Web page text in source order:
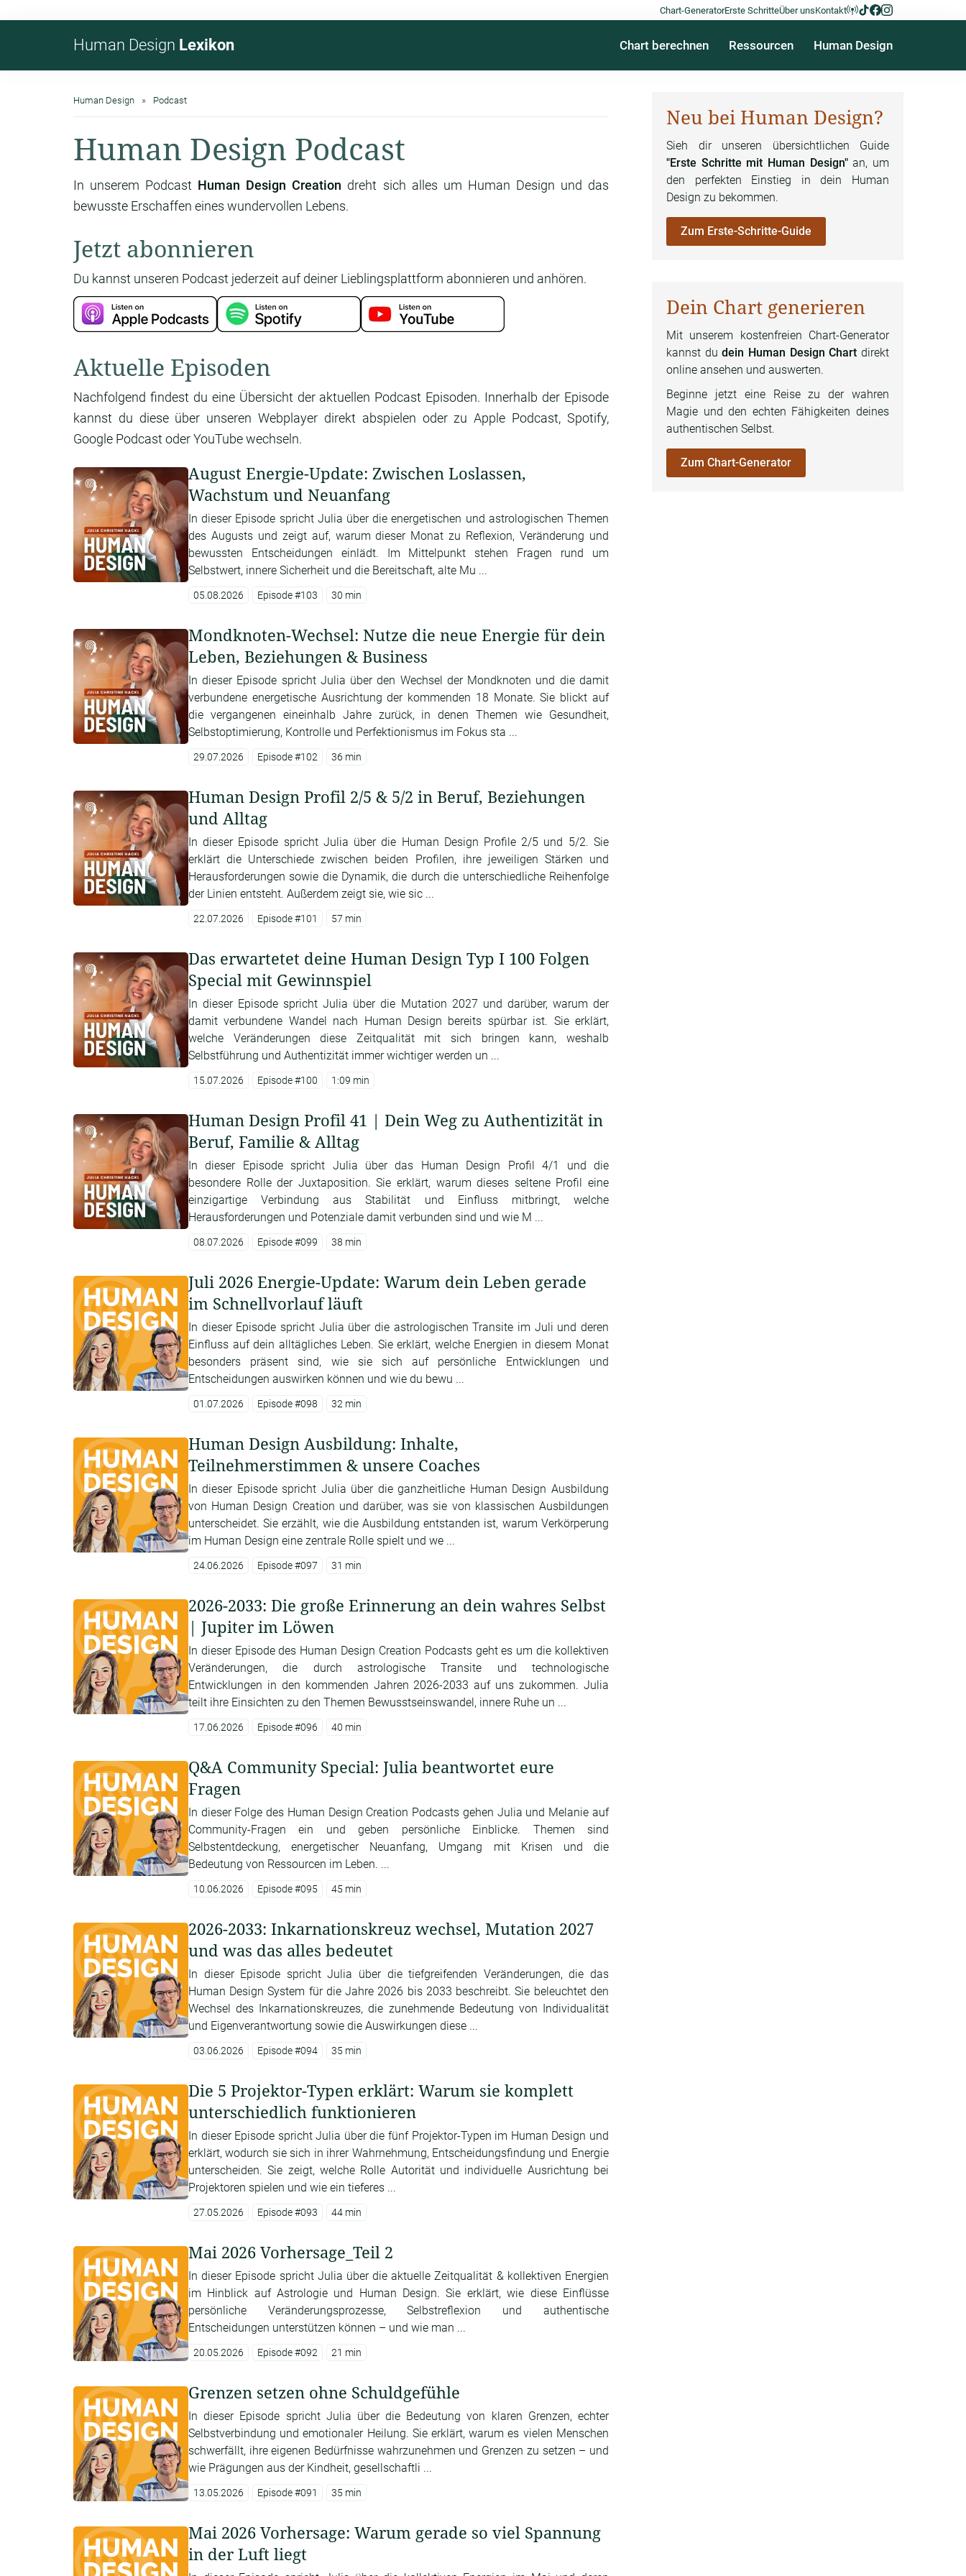
Chart-GeneratorErste SchritteÜber unsKontakt
Human Design Lexikon Chart berechnen Ressourcen Human Design
Human Design Podcast
Human Design Podcast
In unserem Podcast Human Design Creation dreht sich alles um Human Design und das
bewusste Erschaffen eines wundervollen Lebens.
Jetzt abonnieren
Du kannst unseren Podcast jederzeit auf deiner Lieblingsplattform abonnieren und anhören.
Aktuelle Episoden
Nachfolgend findest du eine Übersicht der aktuellen Podcast Episoden. Innerhalb der Episode
kannst du diese über unseren Webplayer direkt abspielen oder zu Apple Podcast, Spotify,
Google Podcast oder YouTube wechseln.
August Energie-Update: Zwischen Loslassen,
Wachstum und Neuanfang
In dieser Episode spricht Julia über die energetischen und astrologischen Themen
des Augusts und zeigt auf, warum dieser Monat zu Reflexion, Veränderung und
bewussten Entscheidungen einlädt. Im Mittelpunkt stehen Fragen rund um
Selbstwert, innere Sicherheit und die Bereitschaft, alte Mu ...
05.08.2026 Episode #103 30 min
Mondknoten-Wechsel: Nutze die neue Energie für dein
Leben, Beziehungen & Business
In dieser Episode spricht Julia über den Wechsel der Mondknoten und die damit
verbundene energetische Ausrichtung der kommenden 18 Monate. Sie blickt auf
die vergangenen eineinhalb Jahre zurück, in denen Themen wie Gesundheit,
Selbstoptimierung, Kontrolle und Perfektionismus im Fokus sta ...
29.07.2026 Episode #102 36 min
Human Design Profil 2/5 & 5/2 in Beruf, Beziehungen
und Alltag
In dieser Episode spricht Julia über die Human Design Profile 2/5 und 5/2. Sie
erklärt die Unterschiede zwischen beiden Profilen, ihre jeweiligen Stärken und
Herausforderungen sowie die Dynamik, die durch die unterschiedliche Reihenfolge
der Linien entsteht. Außerdem zeigt sie, wie sic ...
22.07.2026 Episode #101 57 min
Das erwartetet deine Human Design Typ I 100 Folgen
Special mit Gewinnspiel
In dieser Episode spricht Julia über die Mutation 2027 und darüber, warum der
damit verbundene Wandel nach Human Design bereits spürbar ist. Sie erklärt,
welche Veränderungen diese Zeitqualität mit sich bringen kann, weshalb
Selbstführung und Authentizität immer wichtiger werden un ...
15.07.2026 Episode #100 1:09 min
Human Design Profil 41 | Dein Weg zu Authentizität in
Beruf, Familie & Alltag
In dieser Episode spricht Julia über das Human Design Profil 4/1 und die
besondere Rolle der Juxtaposition. Sie erklärt, warum dieses seltene Profil eine
einzigartige Verbindung aus Stabilität und Einfluss mitbringt, welche
Herausforderungen und Potenziale damit verbunden sind und wie M ...
08.07.2026 Episode #099 38 min
Juli 2026 Energie-Update: Warum dein Leben gerade
im Schnellvorlauf läuft
In dieser Episode spricht Julia über die astrologischen Transite im Juli und deren
Einfluss auf dein alltägliches Leben. Sie erklärt, welche Energien in diesem Monat
besonders präsent sind, wie sie sich auf persönliche Entwicklungen und
Entscheidungen auswirken können und wie du bewu ...
01.07.2026 Episode #098 32 min
Human Design Ausbildung: Inhalte,
Teilnehmerstimmen & unsere Coaches
In dieser Episode spricht Julia über die ganzheitliche Human Design Ausbildung
von Human Design Creation und darüber, was sie von klassischen Ausbildungen
unterscheidet. Sie erzählt, wie die Ausbildung entstanden ist, warum Verkörperung
im Human Design eine zentrale Rolle spielt und we ...
24.06.2026 Episode #097 31 min
2026-2033: Die große Erinnerung an dein wahres Selbst
| Jupiter im Löwen
In dieser Episode des Human Design Creation Podcasts geht es um die kollektiven
Veränderungen, die durch astrologische Transite und technologische
Entwicklungen in den kommenden Jahren 2026-2033 auf uns zukommen. Julia
teilt ihre Einsichten zu den Themen Bewusstseinswandel, innere Ruhe un ...
17.06.2026 Episode #096 40 min
Q&A Community Special: Julia beantwortet eure
Fragen
In dieser Folge des Human Design Creation Podcasts gehen Julia und Melanie auf
Community-Fragen ein und geben persönliche Einblicke. Themen sind
Selbstentdeckung, energetischer Neuanfang, Umgang mit Krisen und die
Bedeutung von Ressourcen im Leben. ...
10.06.2026 Episode #095 45 min
2026-2033: Inkarnationskreuz wechsel, Mutation 2027
und was das alles bedeutet
In dieser Episode spricht Julia über die tiefgreifenden Veränderungen, die das
Human Design System für die Jahre 2026 bis 2033 beschreibt. Sie beleuchtet den
Wechsel des Inkarnationskreuzes, die zunehmende Bedeutung von Individualität
und Eigenverantwortung sowie die Auswirkungen diese ...
03.06.2026 Episode #094 35 min
Die 5 Projektor-Typen erklärt: Warum sie komplett
unterschiedlich funktionieren
In dieser Episode spricht Julia über die fünf Projektor-Typen im Human Design und
erklärt, wodurch sie sich in ihrer Wahrnehmung, Entscheidungsfindung und Energie
unterscheiden. Sie zeigt, welche Rolle Autorität und individuelle Ausrichtung bei
Projektoren spielen und wie ein tieferes ...
27.05.2026 Episode #093 44 min
Mai 2026 Vorhersage_Teil 2
In dieser Episode spricht Julia über die aktuelle Zeitqualität & kollektiven Energien
im Hinblick auf Astrologie und Human Design. Sie erklärt, wie diese Einflüsse
persönliche Veränderungsprozesse, Selbstreflexion und authentische
Entscheidungen unterstützen können – und wie man ...
20.05.2026 Episode #092 21 min
Grenzen setzen ohne Schuldgefühle
In dieser Episode spricht Julia über die Bedeutung von klaren Grenzen, echter
Selbstverbindung und emotionaler Heilung. Sie erklärt, warum es vielen Menschen
schwerfällt, ihre eigenen Bedürfnisse wahrzunehmen und Grenzen zu setzen – und
wie Prägungen aus der Kindheit, gesellschaftli ...
13.05.2026 Episode #091 35 min
Mai 2026 Vorhersage: Warum gerade so viel Spannung
in der Luft liegt
Neu bei Human Design?
Sieh dir unseren übersichtlichen Guide
"Erste Schritte mit Human Design"an, um
den perfekten Einstieg in dein Human
Design zu bekommen.
Zum Erste-Schritte-Guide
Dein Chart generieren
Mit unserem kostenfreien Chart-Generator
kannst dudein Human Design Chart direkt
online ansehen und auswerten.
Beginne jetzt eine Reise zu der wahren
Magie und den echten Fähigkeiten deines
authentischen Selbst.
Zum Chart-Generator